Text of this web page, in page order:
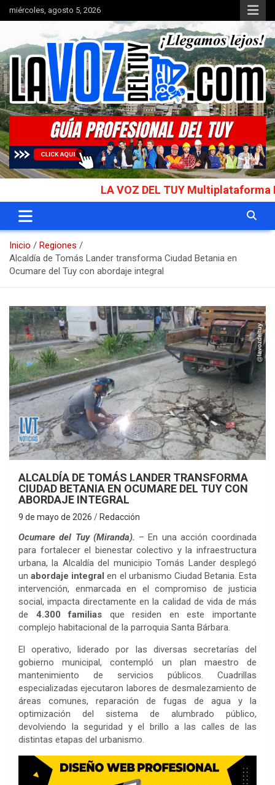
Saltar
al
miércoles, agosto 5, 2026
La Voz del Tuy
Portal de noticias
LA VOZ DEL TUY Multiplataforma
Inicio
Regiones
Alcaldía de Tomás Lander transforma Ciudad Betania en
Ocumare del Tuy con abordaje integral
ALCALDÍA DE TOMÁS LANDER TRANSFORMA
CIUDAD BETANIA EN OCUMARE DEL TUY CON
ABORDAJE INTEGRAL
9 de mayo de 2026 Redacción
Ocumare del Tuy (Miranda). – En una acción coordinada
para fortalecer el bienestar colectivo y la infraestructura
urbana, la Alcaldía del municipio Tomás Lander desplegó
unabordaje integral en el urbanismo Ciudad Betania. Esta
intervención, enmarcada en el compromiso de justicia
social, impacta directamente en la calidad de vida de más
de 4.300 familias que residen en este importante
complejo habitacional de la parroquia Santa Bárbara.
El operativo, liderado por las diversas secretarías del
gobierno municipal, contempló un plan maestro de
mantenimiento de servicios públicos. Cuadrillas
especializadas ejecutaron labores de desmalezamiento de
áreas comunes, reparación de fugas de agua y la
optimización del sistema de alumbrado público,
devolviendo la seguridad y el brillo a las calles de las
distintas etapas del urbanismo.